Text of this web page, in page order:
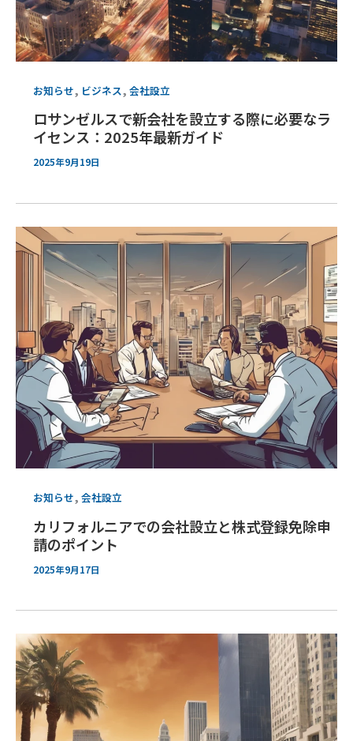
お知らせ, ビジネス, 会社設立
ロサンゼルスで新会社を設立する際に必要なラ
イセンス：2025年最新ガイド
2025年9月19日
お知らせ, 会社設立
カリフォルニアでの会社設立と株式登録免除申
請のポイント
2025年9月17日